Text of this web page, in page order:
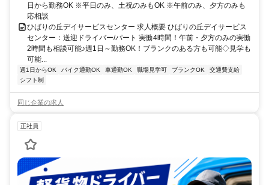
日から勤務OK ※平日のみ、土祝のみもOK ※午前のみ、夕方のみも
応相談
ひばりの丘デイサービスセンター 求人概要 ひばりの丘デイサービス
センター：送迎ドライバー/パート 実働4時間！午前・夕方のみの実働
2時間も相談可能♪週1日～勤務OK！ブランクのある方も可能◇見学も
可能...
週1日からOK バイク通勤OK 車通勤OK 職場見学可 ブランクOK
交通費支給
シフト制
同じ企業の求人
正社員